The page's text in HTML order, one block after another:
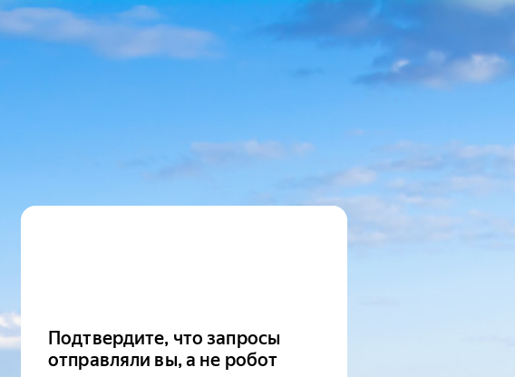
Подтвердите, что запросы
отправляли вы, а не робот